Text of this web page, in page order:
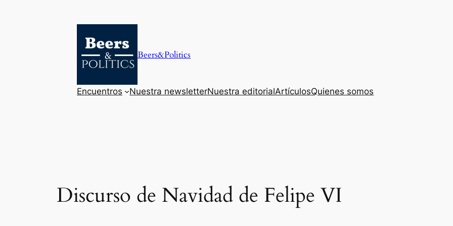
Beers&Politics
Encuentros Nuestra newsletterNuestra editorialArtículosQuienes somos
Discurso de Navidad de Felipe VI